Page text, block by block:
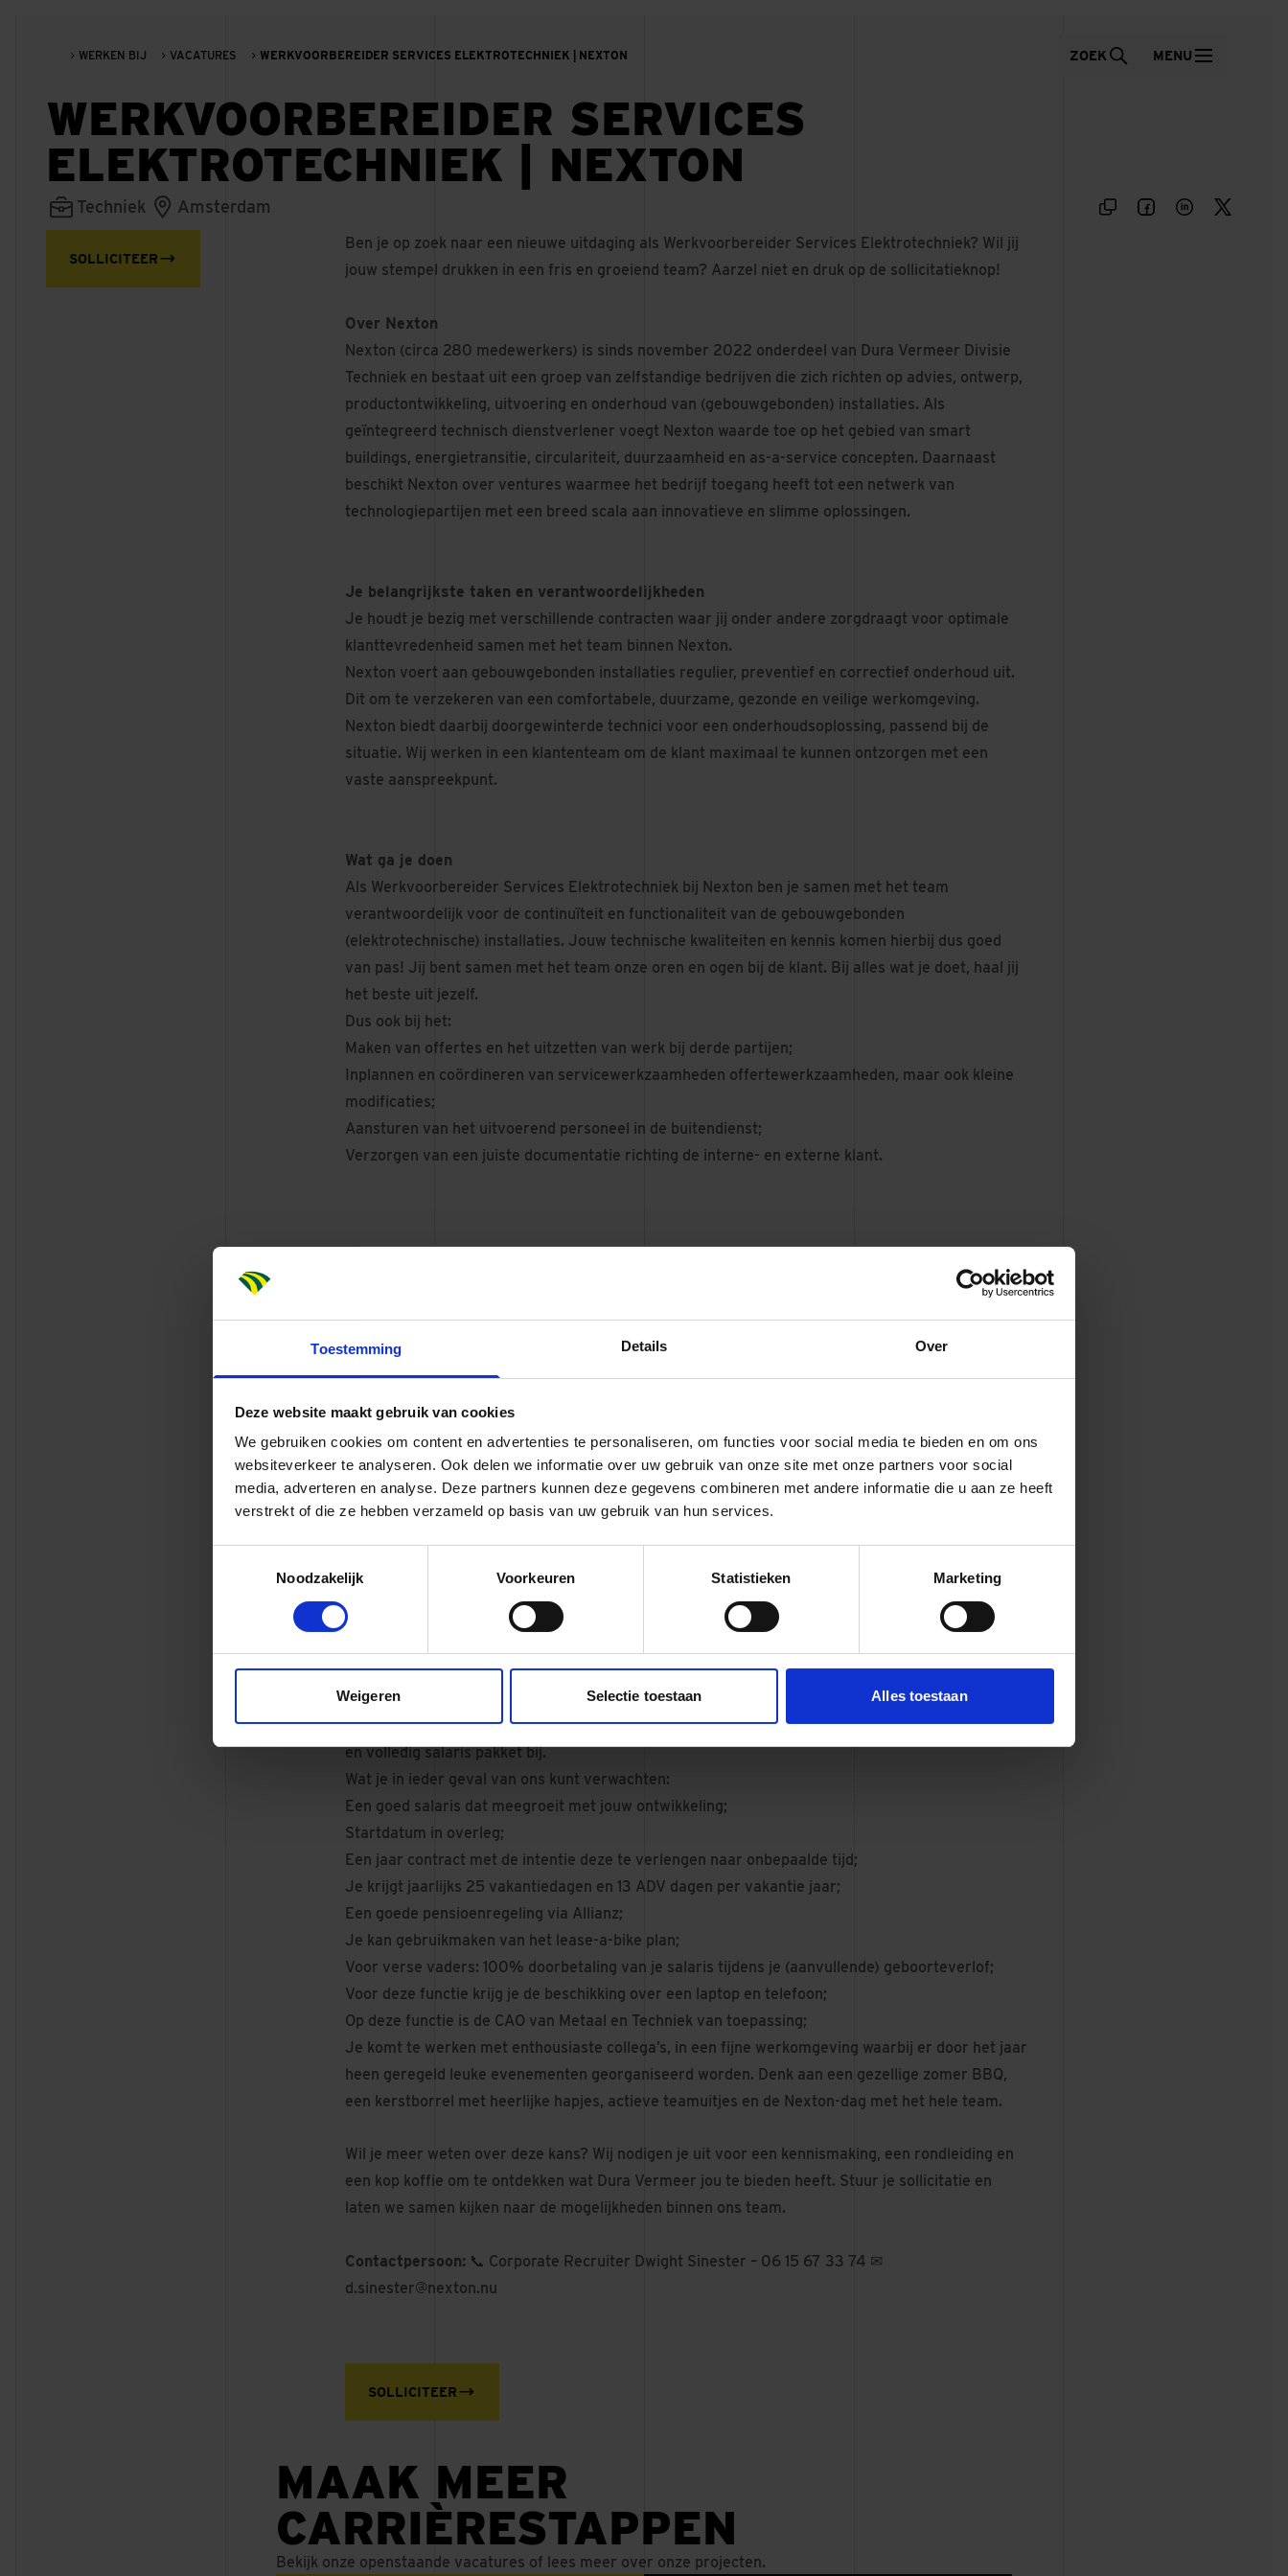
Toestemming Details Over
Deze website maakt gebruik van cookies
We gebruiken cookies om content en advertenties te personaliseren, om functies voor social media te bieden en om ons
websiteverkeer te analyseren. Ook delen we informatie over uw gebruik van onze site met onze partners voor social
media, adverteren en analyse. Deze partners kunnen deze gegevens combineren met andere informatie die u aan ze heeft
verstrekt of die ze hebben verzameld op basis van uw gebruik van hun services.
Noodzakelijk
Voorkeuren Statistieken Marketing
Weigeren Selectie toestaan Alles toestaan
WERKEN BIJ VACATURES WERKVOORBEREIDER SERVICES ELEKTROTECHNIEK | NEXTON ZOEK MENU
WERKVOORBEREIDER SERVICES
ELEKTROTECHNIEK | NEXTON
Techniek Amsterdam
SOLLICITEER
Ben je op zoek naar een nieuwe uitdaging als Werkvoorbereider Services Elektrotechniek? Wil jij
jouw stempel drukken in een fris en groeiend team? Aarzel niet en druk op de sollicitatieknop!
Over Nexton
Nexton (circa 280 medewerkers) is sinds november 2022 onderdeel van Dura Vermeer Divisie
Techniek en bestaat uit een groep van zelfstandige bedrijven die zich richten op advies, ontwerp,
productontwikkeling, uitvoering en onderhoud van (gebouwgebonden) installaties. Als
geïntegreerd technisch dienstverlener voegt Nexton waarde toe op het gebied van smart
buildings, energietransitie, circulariteit, duurzaamheid en as-a-service concepten. Daarnaast
beschikt Nexton over ventures waarmee het bedrijf toegang heeft tot een netwerk van
technologiepartijen met een breed scala aan innovatieve en slimme oplossingen.
Je belangrijkste taken en verantwoordelijkheden
Je houdt je bezig met verschillende contracten waar jij onder andere zorgdraagt voor optimale
klanttevredenheid samen met het team binnen Nexton.
Nexton voert aan gebouwgebonden installaties regulier, preventief en correctief onderhoud uit.
Dit om te verzekeren van een comfortabele, duurzame, gezonde en veilige werkomgeving.
Nexton biedt daarbij doorgewinterde technici voor een onderhoudsoplossing, passend bij de
situatie. Wij werken in een klantenteam om de klant maximaal te kunnen ontzorgen met een
vaste aanspreekpunt.
Wat ga je doen
Als Werkvoorbereider Services Elektrotechniek bij Nexton ben je samen met het team
verantwoordelijk voor de continuïteit en functionaliteit van de gebouwgebonden
(elektrotechnische) installaties. Jouw technische kwaliteiten en kennis komen hierbij dus goed
van pas! Jij bent samen met het team onze oren en ogen bij de klant. Bij alles wat je doet, haal jij
het beste uit jezelf.
Dus ook bij het:
Maken van offertes en het uitzetten van werk bij derde partijen;
Inplannen en coördineren van servicewerkzaamheden offertewerkzaamheden, maar ook kleine
modificaties;
Aansturen van het uitvoerend personeel in de buitendienst;
Verzorgen van een juiste documentatie richting de interne- en externe klant.
Voor de functie van Werkvoorbereider Services Elektrotechniek zoeken wij een collega die
oplossingsgericht is en gemakkelijk communiceert met het team. Wij vinden het immers
belangrijk dat je in contact staat met elkaar. Daarin is communicatie ‘’key’’.
Ook zien we je graag zelf initiatieven nemen in je functie. Als jij een onderdeel ziet in je werk dat
Verder helpt het je als:
Je elektrotechnische kennis hebt op MBO/HBO niveau;
Kennis en ervaring hebt in gebouwgebonden installaties;
Je een volwaardig gesprekspartner bent voor in- en externe betrokkenen op alle niveaus;
Een goede beheersing van de Nederlandse taal in woord en geschrift.
Wat bieden wij jou
Als Nexton organisatie hebben wij het beste met onze mensen voor en daar hoort ook een goed
en volledig salaris pakket bij.
Wat je in ieder geval van ons kunt verwachten:
Een goed salaris dat meegroeit met jouw ontwikkeling;
Startdatum in overleg;
Een jaar contract met de intentie deze te verlengen naar onbepaalde tijd;
Je krijgt jaarlijks 25 vakantiedagen en 13 ADV dagen per vakantie jaar;
Een goede pensioenregeling via Allianz;
Je kan gebruikmaken van het lease-a-bike plan;
Voor verse vaders: 100% doorbetaling van je salaris tijdens je (aanvullende) geboorteverlof;
Voor deze functie krijg je de beschikking over een laptop en telefoon;
Op deze functie is de CAO van Metaal en Techniek van toepassing;
Je komt te werken met enthousiaste collega’s, in een fijne werkomgeving waarbij er door het jaar
heen geregeld leuke evenementen georganiseerd worden. Denk aan een gezellige zomer BBQ,
een kerstborrel met heerlijke hapjes, actieve teamuitjes en de Nexton-dag met het hele team.
Wil je meer weten over deze kans? Wij nodigen je uit voor een kennismaking, een rondleiding en
een kop koffie om te ontdekken wat Dura Vermeer jou te bieden heeft. Stuur je sollicitatie en
laten we samen kijken naar de mogelijkheden binnen ons team.
Contactpersoon: 📞 Corporate Recruiter Dwight Sinester – 06 15 67 33 74 ✉
d.sinester@nexton.nu
SOLLICITEER
MAAK MEER
CARRIÈRESTAPPEN
Bekijk onze openstaande vacatures of lees meer over onze projecten.